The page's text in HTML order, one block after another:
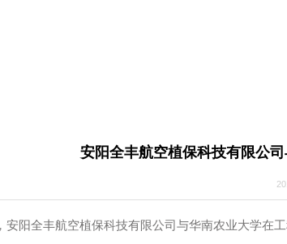
安阳全丰航空植保科技